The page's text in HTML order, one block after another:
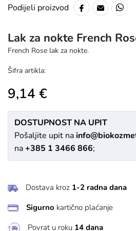
Podijeli proizvod
Lak za nokte French
French Rose lak za nokte.
Šifra artikla:
9,14 €
DOSTUPNOST NA UPIT
Pošaljite upit na
na+385 1 3466 866;
Dostava kroz 1-2 radna dana
Sigurno kartično plaćanje
Povrat u roku 14 dana